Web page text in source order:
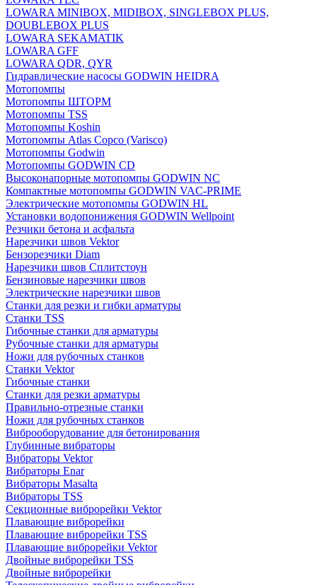
LOWARA MINIBOX, MIDIBOX, SINGLEBOX PLUS,
DOUBLEBOX PLUS
LOWARA SEKAMATIK
LOWARA GFF
LOWARA QDR, QYR
Гидравлические насосы GODWIN HEIDRA
Мотопомпы
Мотопомпы ШТОРМ
Мотопомпы TSS
Мотопомпы Koshin
Мотопомпы Atlas Copco (Varisco)
Мотопомпы Godwin
Мотопомпы GODWIN CD
Высоконапорные мотопомпы GODWIN NC
Компактные мотопомпы GODWIN VAC-PRIME
Электрические мотопомпы GODWIN HL
Установки водопонижения GODWIN Wellpoint
Резчики бетона и асфальта
Нарезчики швов Vektor
Бензорезчики Diam
Нарезчики швов Сплитстоун
Бензиновые нарезчики швов
Электрические нарезчики швов
Станки для резки и гибки арматуры
Станки TSS
Гибочные станки для арматуры
Рубочные станки для арматуры
Ножи для рубочных станков
Станки Vektor
Гибочные станки
Станки для резки арматуры
Правильно-отрезные станки
Ножи для рубочных станков
Виброоборудование для бетонирования
Глубинные вибраторы
Вибраторы Vektor
Вибраторы Enar
Вибраторы Masalta
Вибраторы TSS
Секционные виброрейки Vektor
Плавающие виброрейки
Плавающие виброрейки TSS
Плавающие виброрейки Vektor
Двойные виброрейки TSS
Двойные виброрейки